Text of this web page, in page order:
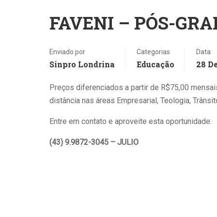
FAVENI – PÓS-
Enviado por
Sinpro Londrina
Categorias
Educação
Data
28
Preços diferenciados a partir de R$75,00
distância nas áreas Empresarial, Teologia,
Entre em contato e aproveite esta oportunidade:
(43) 9.9872-3045 – JULIO